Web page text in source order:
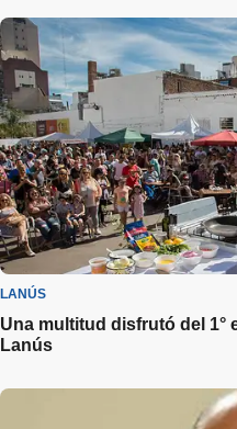
LANÚS
Una multitud disfrutó del 1°
Lanús